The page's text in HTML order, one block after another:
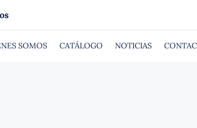
SOMOS CATÁLOGO NOTICIAS